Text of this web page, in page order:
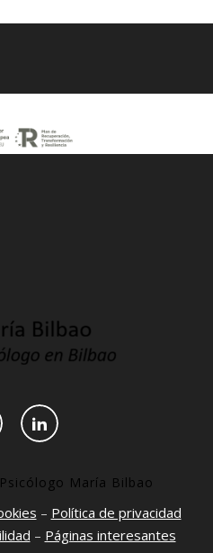
María Bilbao
– Política de privacidad
– Páginas interesantes